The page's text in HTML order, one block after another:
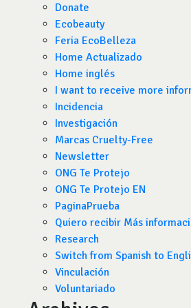
Donate
Ecobeauty
Feria EcoBelleza
Home Actualizado
Home inglés
I want to receive more
Incidencia
Investigación
Marcas Cruelty-Free
Newsletter
ONG Te Protejo
ONG Te Protejo EN
PaginaPrueba
Quiero recibir Más
Research
Switch from Spanish to
Vinculación
Voluntariado